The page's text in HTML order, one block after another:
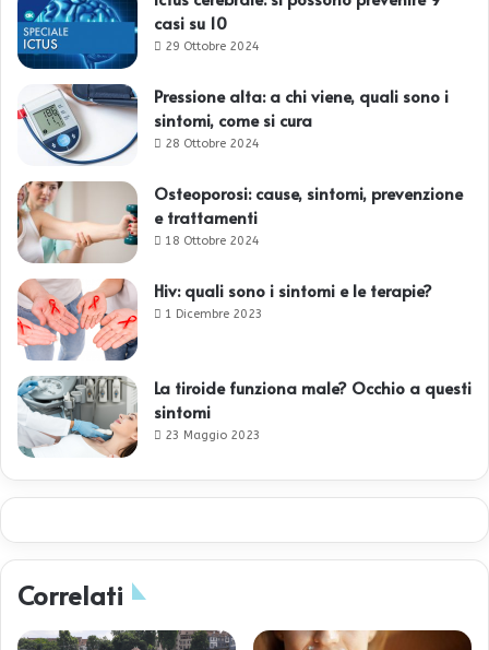
casi su 10
29 Ottobre 2024
Pressione alta: a chi viene, quali sono i
sintomi, come si cura
28 Ottobre 2024
Osteoporosi: cause, sintomi, prevenzione
e trattamenti
18 Ottobre 2024
Hiv: quali sono i sintomi e le terapie?
1 Dicembre 2023
La tiroide funziona male? Occhio a questi
sintomi
23 Maggio 2023
Correlati